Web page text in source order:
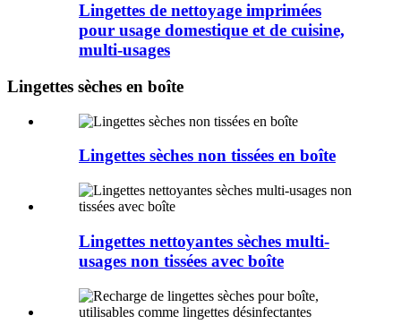
Lingettes de nettoyage imprimées
pour usage domestique et de cuisine,
multi-usages
Lingettes sèches en boîte
Lingettes sèches non tissées en boîte
Lingettes nettoyantes sèches multi-
usages non tissées avec boîte